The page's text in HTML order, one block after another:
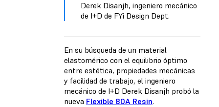
Derek Disanjh, ingeniero mecánico
de I+D de FYi Design Dept.
En su búsqueda de un material
elastomérico con el equilibrio óptimo
entre estética, propiedades mecánicas
y facilidad de trabajo, el ingeniero
mecánico de I+D Derek Disanjh probó la
nueva Flexible 80A Resin.